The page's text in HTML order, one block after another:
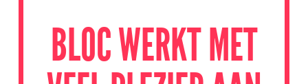
BLOC WERKT MET